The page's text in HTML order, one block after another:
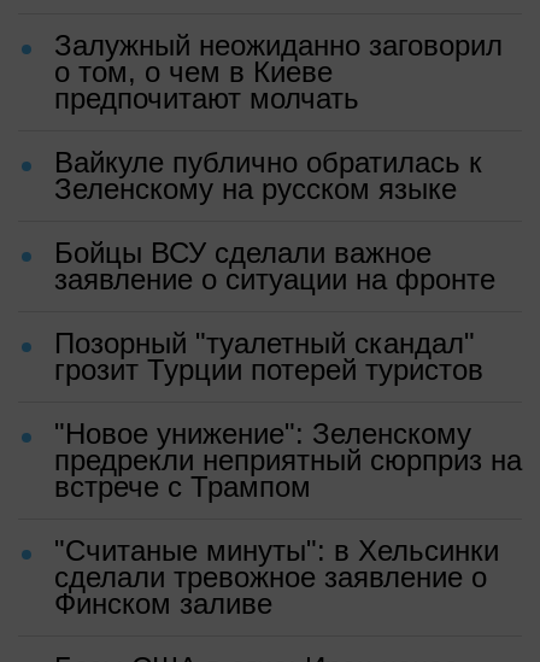
Залужный неожиданно заговорил
о том, о чем в Киеве
предпочитают молчать
Вайкуле публично обратилась к
Зеленскому на русском языке
Бойцы ВСУ сделали важное
заявление о ситуации на фронте
Позорный "туалетный скандал"
грозит Турции потерей туристов
"Новое унижение": Зеленскому
предрекли неприятный сюрприз на
встрече с Трампом
"Считаные минуты": в Хельсинки
сделали тревожное заявление о
Финском заливе